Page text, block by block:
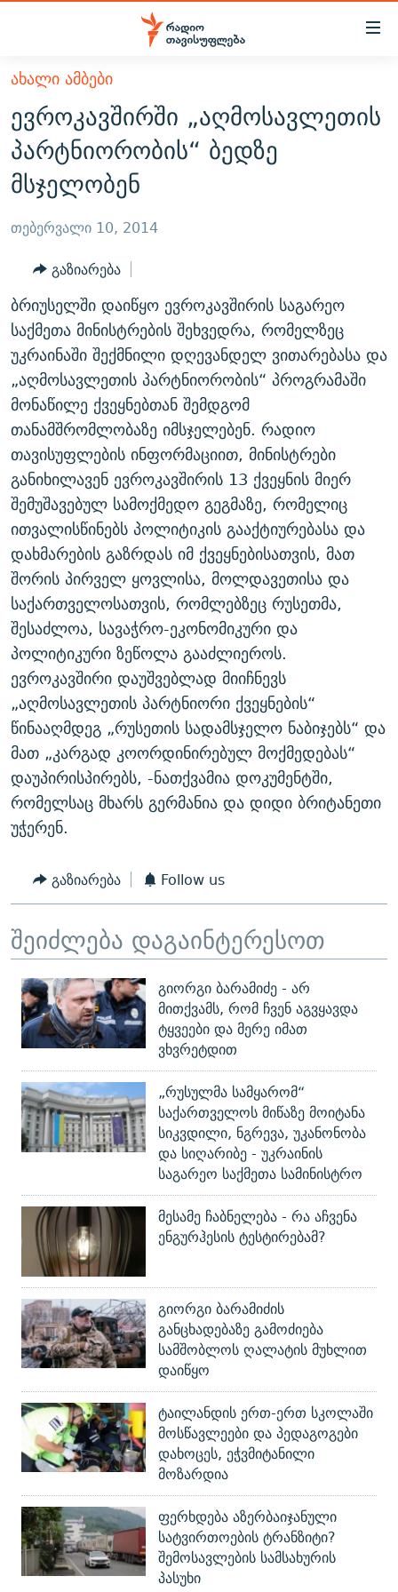
Accessibility
მთავარ
შინაარსზე
დაბრუნება
მთავარ
ნავიგაციაზე
დაბრუნება
ძიებაზე
ᲐᲮᲐᲚᲘ ᲐᲛᲑᲔᲑᲘ
ᲗᲔᲛᲔᲑᲘ
ᲞᲝᲚᲘᲢᲘᲙᲐ
ᲔᲙᲝᲜᲝᲛᲘᲙᲐ
ᲡᲐᲖᲝᲒᲐᲓᲝᲔᲑᲐ
ᲕᲘᲓᲔᲝ
ᲑᲚᲝᲒᲔᲑᲘ
ᲞᲝᲓᲙᲐᲡᲢᲔᲑᲘ
60 ᲓᲔᲪᲘᲑᲔᲚᲘ
ᲒᲐᲜᲙᲘᲗᲮᲕᲘᲡ ᲓᲦᲔ
ᲓᲘᲚᲘᲡ ᲡᲐᲣᲑᲠᲔᲑᲘ
ᲛᲝᲚᲐᲞᲐᲠᲐᲙᲔ ᲢᲔᲥᲡᲢᲔᲑᲘ
ᲨᲘᲜ - ᲣᲪᲮᲝᲔᲗᲨᲘ
ᲚᲘᲢᲔᲠᲐᲢᲣᲠᲣᲚᲘ ᲬᲐᲮᲜᲐᲒᲔᲑᲘ
ᲐᲛᲔᲠᲘᲙᲣᲚᲘ ᲛᲝᲗᲮᲠᲝᲑᲐ
ᲘᲛᲞᲔᲠᲘᲐ ᲓᲐ ᲠᲐᲓᲘᲝ
ᲤᲔᲜᲝᲕᲐᲜᲘ - 2.10
ᲗᲥᲕᲔᲜᲘ ᲞᲣᲑᲚᲘᲙᲐᲪᲘᲔᲑᲘ
ᲞᲠᲝᲔᲥᲢᲔᲑᲘ
ᲣᲙᲠᲐᲘᲜᲐᲨᲘ ᲓᲐᲦᲣᲞᲣᲚᲘ ᲥᲐᲠᲗᲕᲔᲚᲘ ᲛᲔᲑᲠᲫᲝᲚᲔᲑᲘ - 2022
ᲓᲐᲛᲝᲣᲙᲘᲓᲔᲑᲚᲝᲑᲘᲡ 100 ᲬᲔᲚᲘ
ᲩᲔᲛᲘ ᲡᲘᲙᲕᲓᲘᲚᲘᲡ ᲛᲘᲖᲔᲖᲘᲐ COVID-19
11 ᲬᲔᲚᲘ - 11 ᲐᲛᲑᲐᲕᲘ
ᲡᲐᲞᲐᲠᲚᲐᲛᲔᲜᲢᲝ ᲐᲠᲩᲔᲕᲜᲔᲑᲘᲡ ᲘᲡᲢᲝᲠᲘᲐ
ᲑᲐᲕᲨᲕᲔᲑᲘ ᲞᲠᲝᲡᲢᲘᲢᲣᲪᲘᲐᲨᲘ - ᲐᲛᲝᲣᲗᲥᲛᲔᲚᲘ ᲐᲛᲑᲐᲕᲘ
5 ᲐᲛᲑᲐᲕᲘ - 20 ᲘᲕᲜᲘᲡᲡ ᲓᲐᲨᲐᲕᲔᲑᲣᲚᲔᲑᲘ
ᲐᲒᲕᲘᲡᲢᲝᲡ ᲝᲛᲘ
ПРИВЕТ ᲙᲣᲚᲢᲣᲠᲐ
ЭХО КАВКАЗА
ᲒᲐᲛᲝᲘᲬᲔᲠᲔ
რთე/რთ-ის ყველა საიტი
ᲐᲮᲐᲚᲘ ᲐᲛᲑᲔᲑᲘ
ევროკავშირში „აღმოსავლეთის
პარტნიორობის“ ბედზე
მსჯელობენ
თებერვალი 10, 2014
გაზიარება
ბრიუსელში დაიწყო ევროკავშირის საგარეო
საქმეთა მინისტრების შეხვედრა, რომელზეც
უკრაინაში შექმნილი დღევანდელ ვითარებასა და
„აღმოსავლეთის პარტნიორობის“ პროგრამაში
მონაწილე ქვეყნებთან შემდგომ
თანამშრომლობაზე იმსჯელებენ. რადიო
თავისუფლების ინფორმაციით, მინისტრები
განიხილავენ ევროკავშირის 13 ქვეყნის მიერ
შემუშავებულ სამოქმედო გეგმაზე, რომელიც
ითვალისწინებს პოლიტიკის გააქტიურებასა და
დახმარების გაზრდას იმ ქვეყნებისათვის, მათ
შორის პირველ ყოვლისა, მოლდავეთისა და
საქართველოსათვის, რომლებზეც რუსეთმა,
შესაძლოა, სავაჭრო-ეკონომიკური და
პოლიტიკური ზეწოლა გააძლიეროს.
ევროკავშირი დაუშვებლად მიიჩნევს
„აღმოსავლეთის პარტნიორი ქვეყნების“
წინააღმდეგ „რუსეთის სადამსჯელო ნაბიჯებს“ და
მათ „კარგად კოორდინირებულ მოქმედებას“
დაუპირისპირებს, -ნათქვამია დოკუმენტში,
რომელსაც მხარს გერმანია და დიდი ბრიტანეთი
უჭერენ.
გაზიარება Follow us
შეიძლება დაგაინტერესოთ
გიორგი ბარამიძე - არ
მითქვამს, რომ ჩვენ აგვყავდა
ტყვეები და მერე იმათ
ვხვრეტდით
„რუსულმა სამყარომ“
საქართველოს მიწაზე მოიტანა
სიკვდილი, ნგრევა, უკანონობა
და სიღარიბე - უკრაინის
საგარეო საქმეთა სამინისტრო
მესამე ჩაბნელება - რა აჩვენა
ენგურჰესის ტესტირებამ?
გიორგი ბარამიძის
განცხადებაზე გამოძიება
სამშობლოს ღალატის მუხლით
დაიწყო
ტაილანდის ერთ-ერთ სკოლაში
მოსწავლეები და პედაგოგები
დახოცეს, ეჭვმიტანილი
მოზარდია
ფერხდება აზერბაიჯანული
სატვირთოების ტრანზიტი?
შემოსავლების სამსახურის
პასუხი